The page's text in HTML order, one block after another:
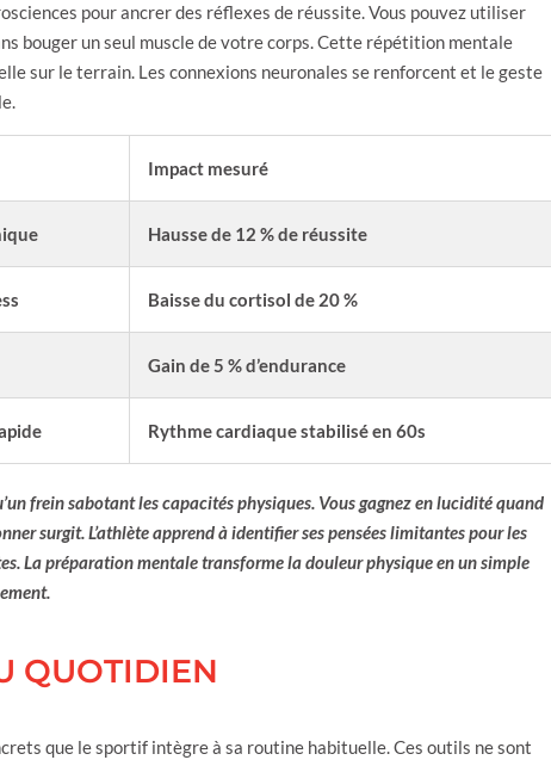
pour ancrer des réflexes de réussite. Vous pouvez utiliser
bouger un seul muscle de votre corps. Cette répétition mentale
sur le terrain. Les connexions neuronales se renforcent et le geste
Impact mesuré
Hausse de 12 % de réussite
Baisse du cortisol de 20 %
Gain de 5 % d’endurance
Rythme cardiaque stabilisé en 60s
frein sabotant les capacités physiques. Vous gagnez en lucidité quand
surgit. L’athlète apprend à identifier ses pensées limitantes pour les
La préparation mentale transforme la douleur physique en un simple
QUOTIDIEN
que le sportif intègre à sa routine habituelle. Ces outils ne sont